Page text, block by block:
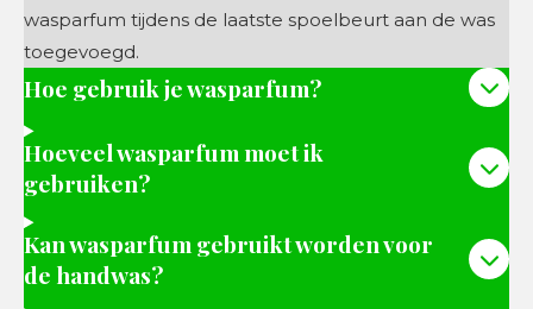
wasparfum tijdens de laatste spoelbeurt aan de was
toegevoegd.
Hoe gebruik je wasparfum?
Hoeveel wasparfum moet ik
gebruiken?
Kan wasparfum gebruikt worden voor
de handwas?